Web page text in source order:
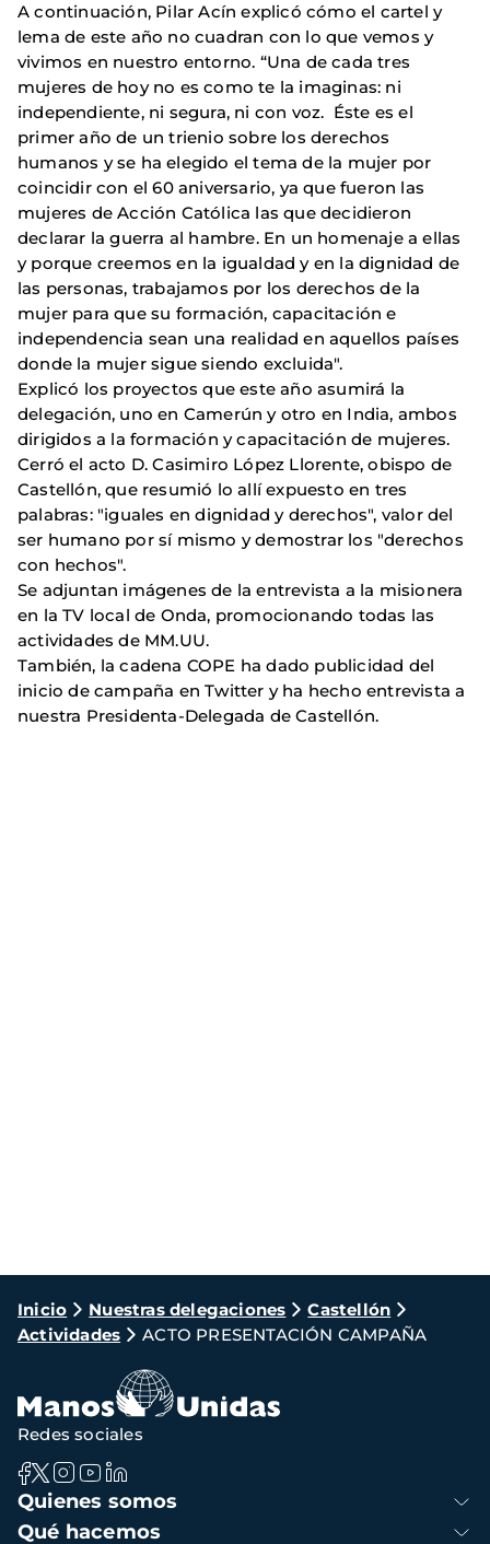
A continuación, Pilar Acín explicó cómo el cartel y
lema de este año no cuadran con lo que vemos y
vivimos en nuestro entorno. “Una de cada tres
mujeres de hoy no es como te la imaginas: ni
independiente, ni segura, ni con voz. Éste es el
primer año de un trienio sobre los derechos
humanos y se ha elegido el tema de la mujer por
coincidir con el 60 aniversario, ya que fueron las
mujeres de Acción Católica las que decidieron
declarar la guerra al hambre. En un homenaje a ellas
y porque creemos en la igualdad y en la dignidad de
las personas, trabajamos por los derechos de la
mujer para que su formación, capacitación e
independencia sean una realidad en aquellos países
donde la mujer sigue siendo excluida".
Explicó los proyectos que este año asumirá la
delegación, uno en Camerún y otro en India, ambos
dirigidos a la formación y capacitación de mujeres.
Cerró el acto D. Casimiro López Llorente, obispo de
Castellón, que resumió lo allí expuesto en tres
palabras: "iguales en dignidad y derechos", valor del
ser humano por sí mismo y demostrar los "derechos
con hechos".
Se adjuntan imágenes de la entrevista a la misionera
en la TV local de Onda, promocionando todas las
actividades de MM.UU.
También, la cadena COPE ha dado publicidad del
inicio de campaña en Twitter y ha hecho entrevista a
nuestra Presidenta-Delegada de Castellón.
Ruta
de
navegación
Inicio Nuestras delegaciones
Castellón
Actividades
ACTO PRESENTACIÓN CAMPAÑA
Navegación
principal
Quienes somos
Qué hacemos
Redes sociales